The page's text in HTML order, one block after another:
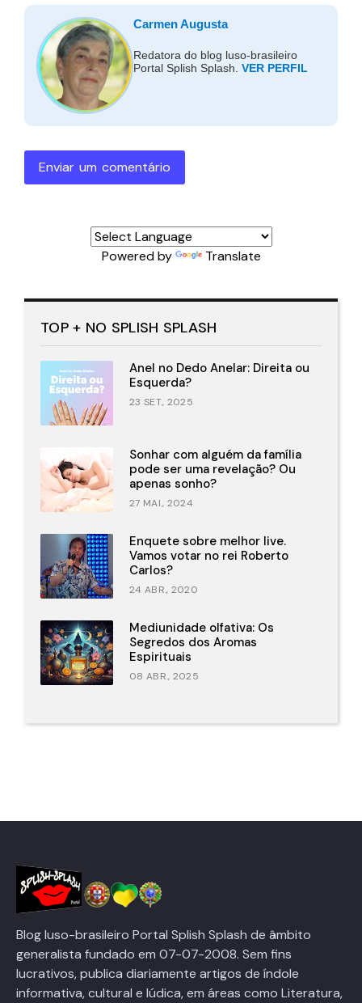
Carmen Augusta
Redatora do blog luso-brasileiro
Portal Splish Splash. VER PERFIL
Enviar um comentário
Powered by Translate
TOP + NO SPLISH SPLASH
Anel no Dedo Anelar: Direita ou
Esquerda?
23 SET., 2025
Sonhar com alguém da família
pode ser uma revelação? Ou
apenas sonho?
27 MAI., 2024
Enquete sobre melhor live.
Vamos votar no rei Roberto
Carlos?
24 ABR., 2020
Mediunidade olfativa: Os
Segredos dos Aromas
Espirituais
08 ABR., 2025
Blog luso-brasileiro Portal Splish Splash de âmbito
generalista fundado em 07-07-2008. Sem fins
lucrativos, publica diariamente artigos de índole
informativa, cultural e lúdica, em áreas como Literatura,